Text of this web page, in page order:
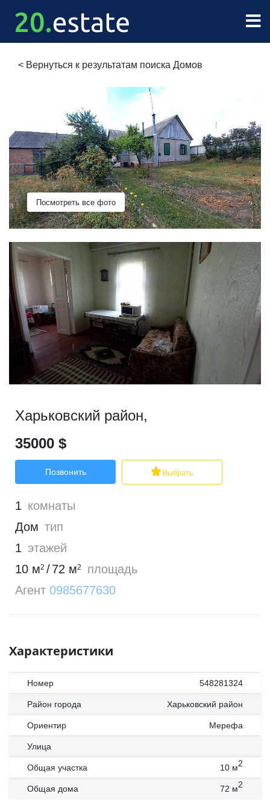
< Вернуться к результатам поиска Домов
Посмотреть все фото
Харьковский район,
35000 $
Позвонить Выбрать
1 комнаты
Дом тип
1 этажей
10 м2 /72 м2
площадь
Агент 0985677630
Характеристики
Номер 548281324
Район города Харьковский район
Ориентир Мерефа
Улица
Общая участка 10 м2
Общая дома 72 м2